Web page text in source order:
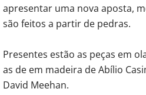
apresentar uma nova aposta,
são feitos a partir de pedras.
Presentes estão as peças em
as de em madeira de Abílio
David Meehan.